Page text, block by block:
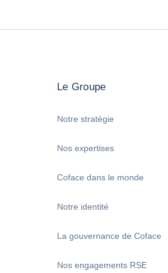
Le Groupe
Notre stratégie
Nos expertises
Coface dans le monde
Notre identité
La gouvernance de Coface
Nos engagements RSE